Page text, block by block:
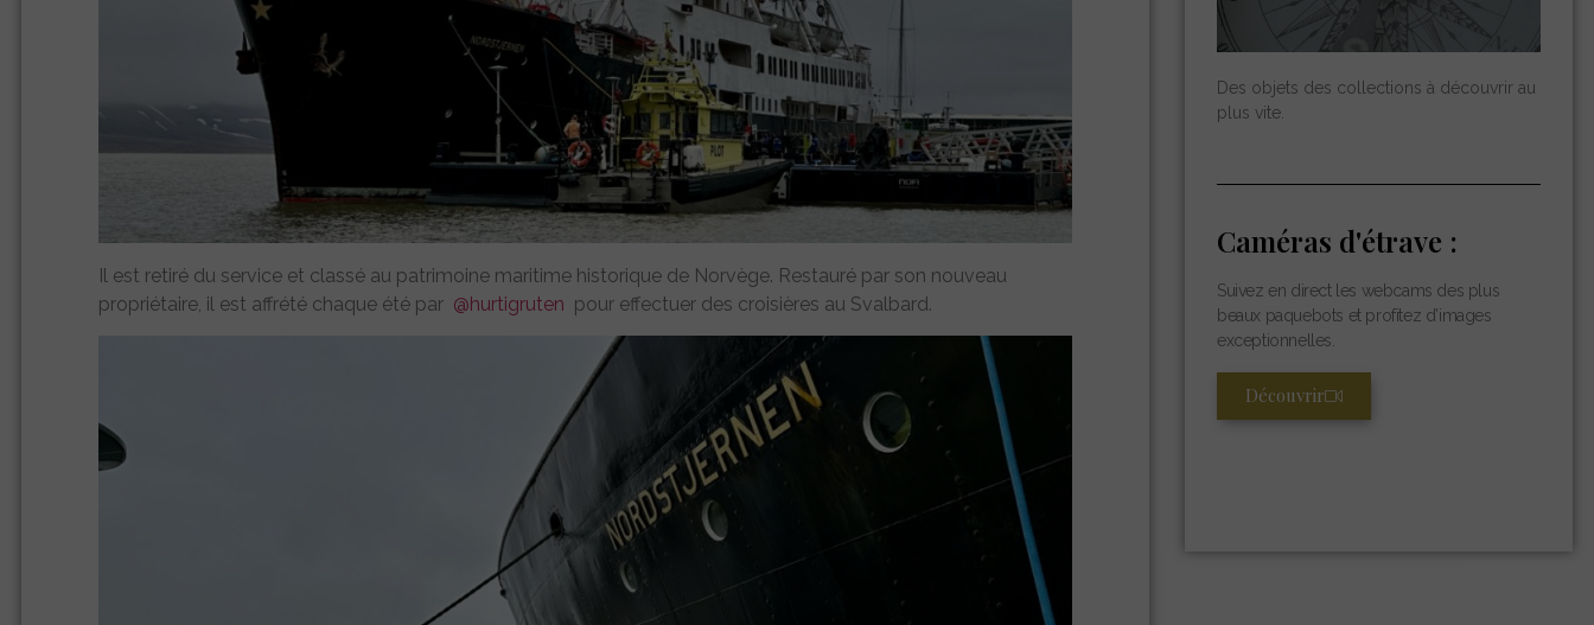
Il est retiré du service et classé au patrimoine maritime historique de Norvège. Restauré par son nouveau
propriétaire, il est affrété chaque été par @hurtigruten pour effectuer des croisières au Svalbard.
Des objets des collections à découvrir au
plus vite.
Caméras d'étrave :
Suivez en direct les webcams des plus
beaux paquebots et profitez d’images
exceptionnelles.
Découvrir